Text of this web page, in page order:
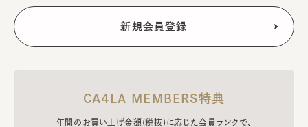
CA4LA MEMBERS特典
年間のお買い上げ金額(税抜)に応じた会員ランクで、